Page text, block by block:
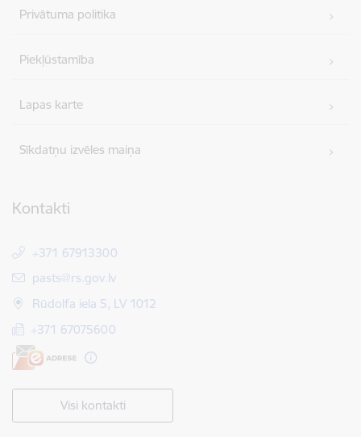
Privātuma politika
Piekļūstamība
Lapas karte
Sīkdatņu izvēles maiņa
Kontakti
+371 67913300
E-pasts:
pasts@rs.gov.lv
Rūdolfa iela 5, LV 1012
+371 67075600
Visi kontakti